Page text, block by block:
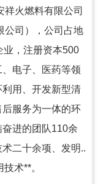
祥火燃料有限公司
公司），公司 占地
， 注册资本500
电子、医药等领
用、开发新型清
服务为一体的环
进的团队110余
二十余项、发明..
术**。